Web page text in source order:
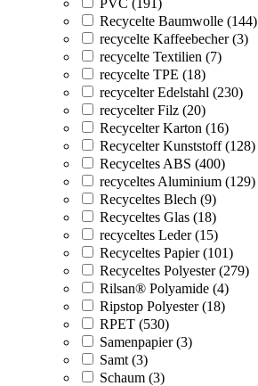
Recycelte Baumwolle (144)
recycelte Kaffeebecher (3)
recycelte Textilien (7)
recycelte TPE (18)
recycelter Edelstahl (230)
recycelter Filz (20)
Recycelter Karton (16)
Recycelter Kunststoff (128)
Recyceltes ABS (400)
recyceltes Aluminium (129)
Recyceltes Blech (9)
Recyceltes Glas (18)
recyceltes Leder (15)
Recyceltes Papier (101)
Recyceltes Polyester (279)
Rilsan® Polyamide (4)
Ripstop Polyester (18)
RPET (530)
Samenpapier (3)
Samt (3)
Schaum (3)